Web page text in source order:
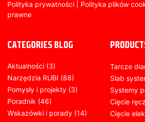
Polityka prywatności Polityka plików
prawne
CATEGORIES BLOG
Aktualności (3)
Narzędzia RUBI (88)
Pomysły i projekty (3)
Poradnik (46)
Wskazówki i porady (14)
Tarcze
Slab
Systemy
Cięcie
Cięcie